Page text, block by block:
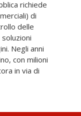
richiede
di
delle
Negli anni
con milioni
in via di
ma
paese lo
è il primo
nella